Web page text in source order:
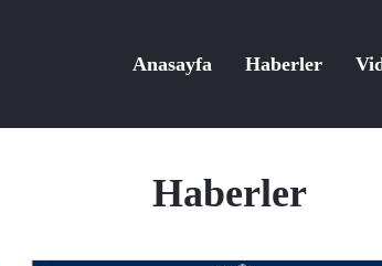
Anasayfa Haberler
Haberler